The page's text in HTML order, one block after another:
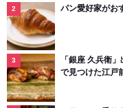
パン愛好家がお
「銀座 久兵衛
で見つけた江戸